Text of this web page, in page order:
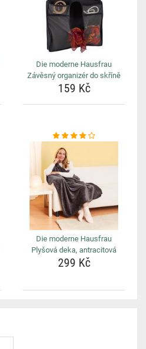
Die moderne Hausfrau
Závěsný organizér do skříně
159 Kč
Die moderne Hausfrau
Plyšová deka, antracitová
299 Kč